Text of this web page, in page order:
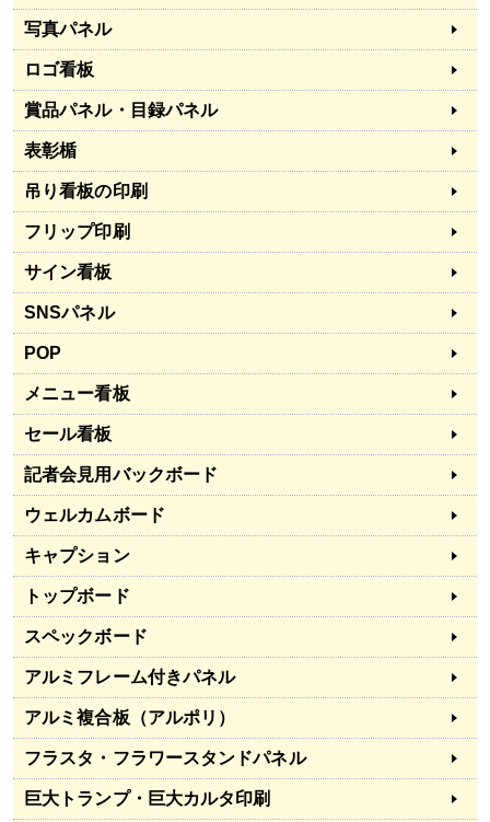
写真パネル
ロゴ看板
賞品パネル・目録パネル
表彰楯
吊り看板の印刷
フリップ印刷
サイン看板
SNSパネル
POP
メニュー看板
セール看板
記者会見用バックボード
ウェルカムボード
キャプション
トップボード
スペックボード
アルミフレーム付きパネル
アルミ複合板（アルポリ）
フラスタ・フラワースタンドパネル
巨大トランプ・巨大カルタ印刷